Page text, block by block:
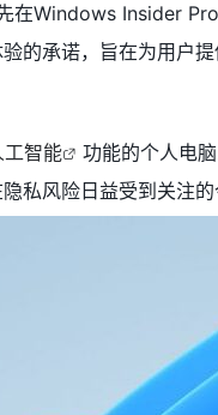
在Windows Insider
的承诺，旨在为用户
工智能
功能的个人电
私风险日益受到关注